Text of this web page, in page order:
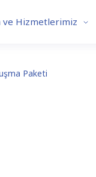
ve Hizmetlerimiz
Paketi